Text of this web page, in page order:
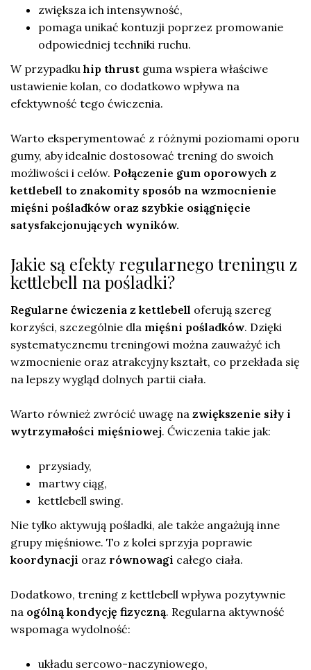
zwiększa ich intensywność,
pomaga unikać kontuzji poprzez promowanie
odpowiedniej techniki ruchu.
W przypadku hip thrust guma wspiera właściwe
ustawienie kolan, co dodatkowo wpływa na
efektywność tego ćwiczenia.
Warto eksperymentować z różnymi poziomami oporu
gumy, aby idealnie dostosować trening do swoich
możliwości i celów. Połączenie gum oporowych z
kettlebell to znakomity sposób na wzmocnienie
mięśni pośladków oraz szybkie osiągnięcie
satysfakcjonujących wyników.
Jakie są efekty regularnego treningu z
kettlebell na pośladki?
Regularne ćwiczenia z kettlebell oferują szereg
korzyści, szczególnie dla mięśni pośladków. Dzięki
systematycznemu treningowi można zauważyć ich
wzmocnienie oraz atrakcyjny kształt, co przekłada się
na lepszy wygląd dolnych partii ciała.
Warto również zwrócić uwagę na zwiększenie siły i
wytrzymałości mięśniowej. Ćwiczenia takie jak:
przysiady,
martwy ciąg,
kettlebell swing.
Nie tylko aktywują pośladki, ale także angażują inne
grupy mięśniowe. To z kolei sprzyja poprawie
koordynacji oraz równowagi całego ciała.
Dodatkowo, trening z kettlebell wpływa pozytywnie
na ogólną kondycję fizyczną. Regularna aktywność
wspomaga wydolność:
układu sercowo-naczyniowego,